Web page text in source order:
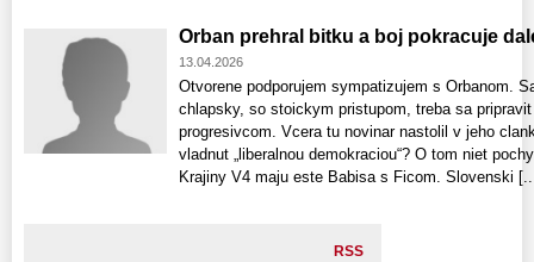
Orban prehral bitku a boj pokracuje
13.04.2026
Otvorene podporujem sympatizujem s Orbanom.
chlapsky, so stoickym pristupom, treba sa
progresivcom. Vcera tu novinar nastolil v jeho
vladnut „liberalnou demokraciou“? O tom niet
Krajiny V4 maju este Babisa s Ficom. Slovenski
RSS